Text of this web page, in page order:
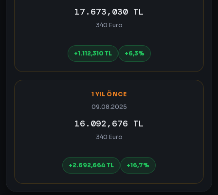
17.673,030 TL
340 Euro
+1.112,310 TL +6,3%
1 YIL ÖNCE
09.08.2025
16.092,676 TL
340 Euro
+2.692,664 TL +16,7%